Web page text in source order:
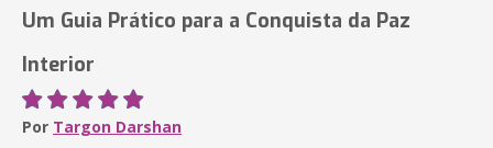
Um Guia Prático para a Conquista da Paz
Interior
Por Targon Darshan